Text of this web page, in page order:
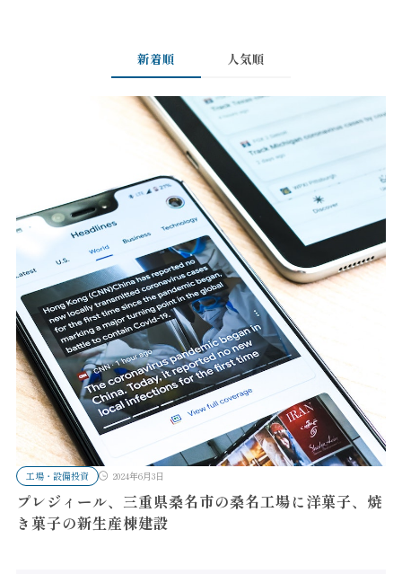
新着順 人気順
工場・設備投資 2024年6月3日
プレジィール、三重県桑名市の桑名工場に洋菓子、焼
き菓子の新生産棟建設